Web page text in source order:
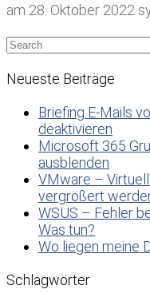
am 28. Oktober 2022
Neueste Beiträge
Briefing E-Mails
deaktivieren
Microsoft 365
ausblenden
VMware –
vergrößert
WSUS – Fehler
Was tun?
Wo liegen meine
Schlagwörter